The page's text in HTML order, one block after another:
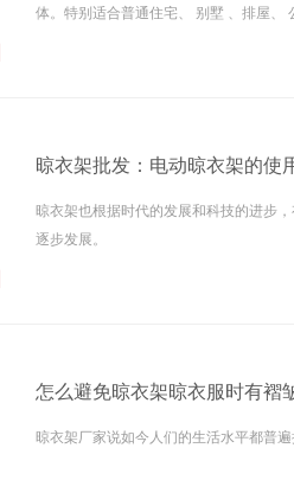
体。特别适合普通住宅、 别墅 、排屋、
晾衣架批发：电动晾衣架的使
晾衣架也根据时代的发展和科技的进步
逐步发展。
怎么避免晾衣架晾衣服时有褶
晾衣架厂家说如今人们的生活水平都普